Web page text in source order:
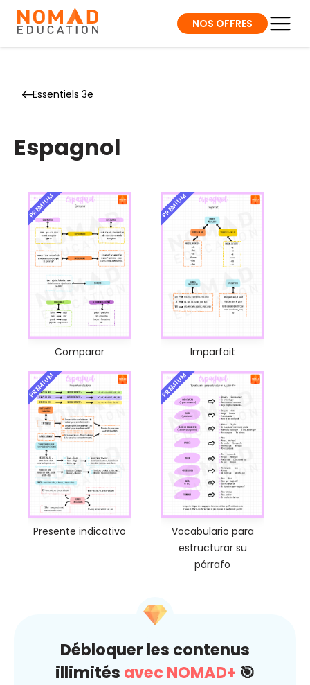
NOS OFFRES
Essentiels 3e
Espagnol
PREMIUM
Comparar
PREMIUM
Imparfait
PREMIUM
Presente indicativo
PREMIUM
Vocabulario para
estructurar su
párrafo
Débloquer les contenus
illimités avec NOMAD+ 🎯